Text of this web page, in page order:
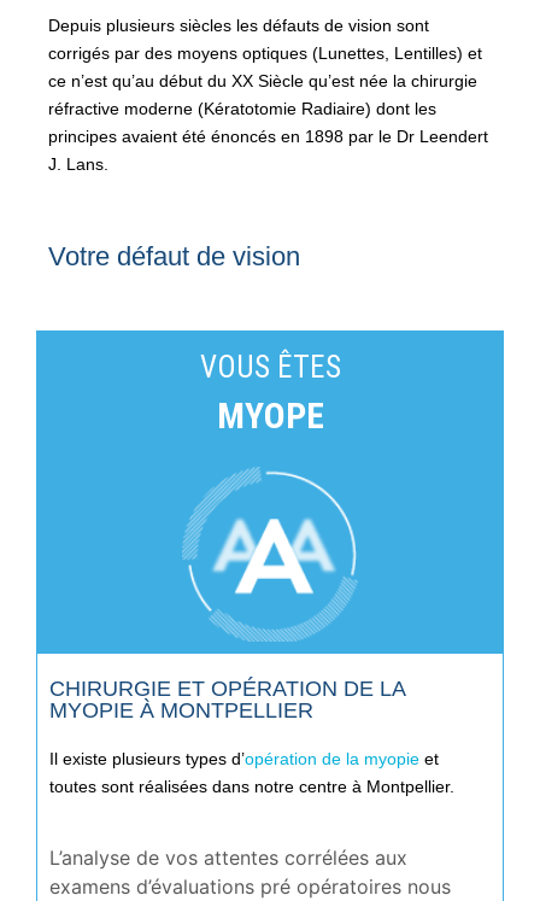
Depuis plusieurs siècles les défauts de vision sont
corrigés par des moyens optiques (Lunettes, Lentilles) et
ce n’est qu’au début du XX Siècle qu’est née la chirurgie
réfractive moderne (Kératotomie Radiaire) dont les
principes avaient été énoncés en 1898 par le Dr Leendert
J. Lans.
Votre défaut de vision
VOUS ÊTES
MYOPE
CHIRURGIE ET OPÉRATION DE LA
MYOPIE À MONTPELLIER
Il existe plusieurs types d’opération de la myopie et
toutes sont réalisées dans notre centre à Montpellier.
L’analyse de vos attentes corrélées aux
examens d’évaluations pré opératoires nous